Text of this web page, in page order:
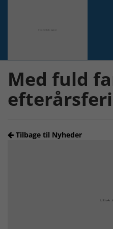
Med fuld
Tilbage til Nyheder